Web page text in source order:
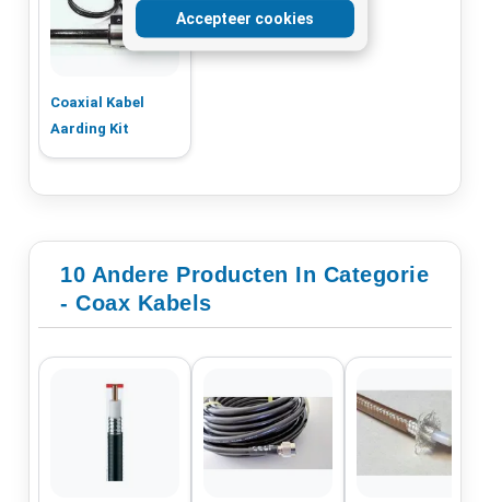
Accepteer cookies
Coaxial Kabel
Aarding Kit
10 Andere Producten In Categorie
- Coax Kabels